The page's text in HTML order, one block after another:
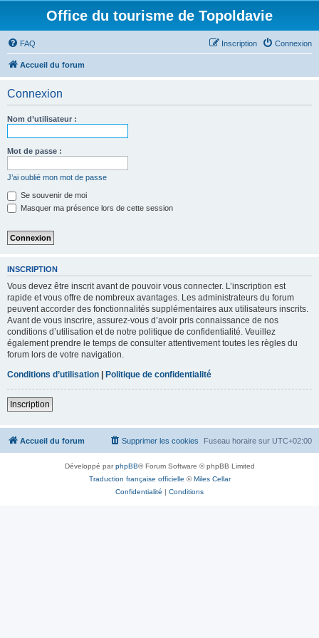
Office du tourisme de Topoldavie
FAQ Connexion
Inscription
Accueil du forum
Connexion
Nom d’utilisateur :
Mot de passe :
J’ai oublié mon mot de passe
Se souvenir de moi
Masquer ma présence lors de cette session
INSCRIPTION
Vous devez être inscrit avant de pouvoir vous connecter. L’inscription est
rapide et vous offre de nombreux avantages. Les administrateurs du forum
peuvent accorder des fonctionnalités supplémentaires aux utilisateurs inscrits.
Avant de vous inscrire, assurez-vous d’avoir pris connaissance de nos
conditions d’utilisation et de notre politique de confidentialité. Veuillez
également prendre le temps de consulter attentivement toutes les règles du
forum lors de votre navigation.
Conditions d’utilisation | Politique de confidentialité
Inscription
Accueil du forum Fuseau horaire sur UTC+02:00
Supprimer les cookies
Développé parphpBB® Forum Software © phpBB Limited
Traduction française officielle ©Miles Cellar
Confidentialité | Conditions